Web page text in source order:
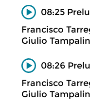
08:25
Francisco
Giulio
08:26
Francisco
Giulio